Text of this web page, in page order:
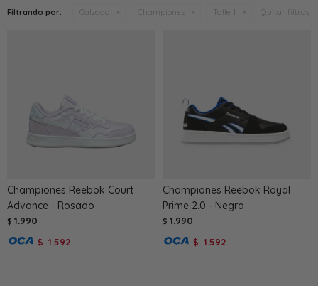
Filtrando por: Calzado Championes Talle 1 Quitar filtros
Championes Reebok Court
Advance - Rosado
$ 1.990
$ 1.592
Championes Reebok Royal
Prime 2.0 - Negro
$ 1.990
$ 1.592